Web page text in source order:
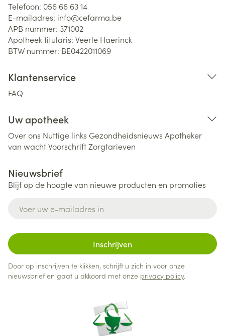
Telefoon: 056 66 63 14
E-mailadres: info@cefarma.be
APB nummer: 371002
Apotheek titularis: Veerle Haerinck
BTW nummer: BE0422011069
Klantenservice
FAQ
Uw apotheek
Over ons Nuttige links Gezondheidsnieuws Apotheker
van wachtVoorschriftZorgtarieven
Nieuwsbrief
Blijf op de hoogte van nieuwe producten en promoties
Inschrijven
Door op inschrijven te klikken, schrijft u zich in voor onze
nieuwsbrief en gaat u akkoord met onze privacy policy.